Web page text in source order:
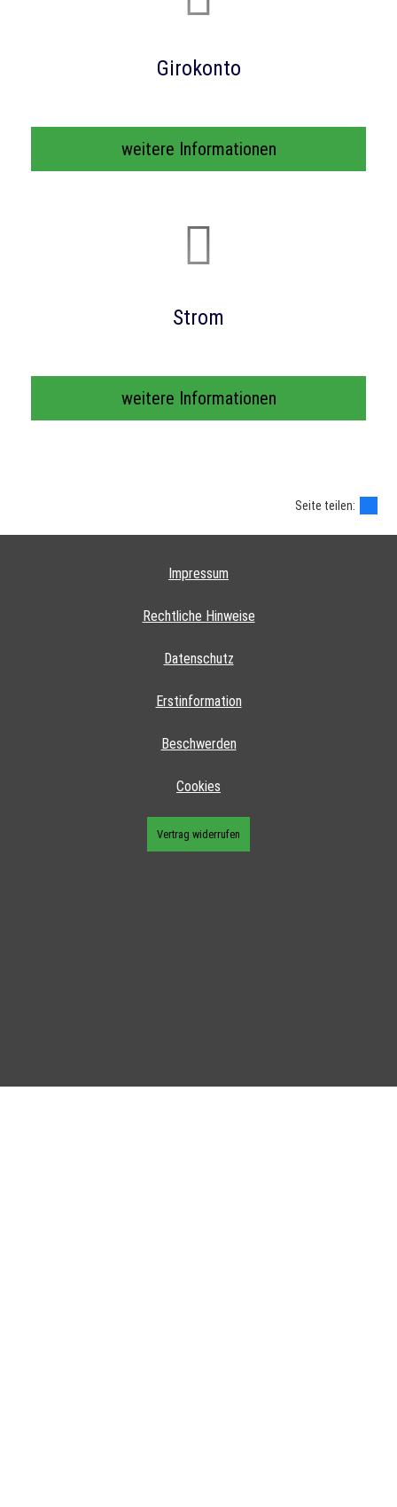
Giro­konto
weitere Informationen
Strom
weitere Informationen
Seite teilen:
Impressum
Rechtliche Hinweise
Datenschutz
Erstinformation
Beschwerden
Cookies
Vertrag widerrufen